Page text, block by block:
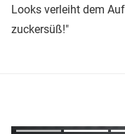
Looks verleiht dem
zuckersüß!"